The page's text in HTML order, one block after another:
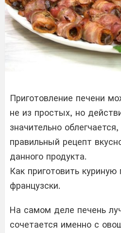
Приготовление печени
не из простых, но
значительно
правильный рецепт
данного продукта.
Как приготовить куриную
французски.
На самом деле печень
сочетается именно с